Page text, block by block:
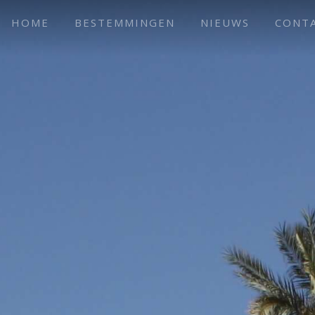
HOME BESTEMMINGEN NIEUWS